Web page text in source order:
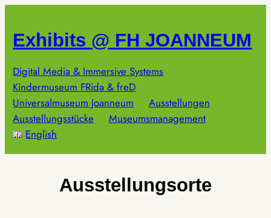
springen
Exhibits @ FH JOANNEUM
Digital Media & Immersive Systems
Kindermuseum FRida & freD
Universalmuseum Joanneum
Ausstellungen
Ausstellungsstücke
Museumsmanagement
English
Ausstellungsorte